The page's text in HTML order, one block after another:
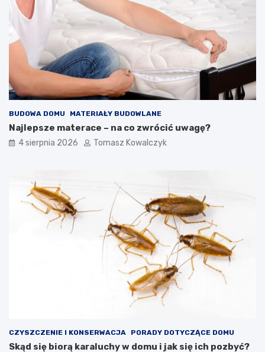
BUDOWA DOMU MATERIAŁY BUDOWLANE
Najlepsze materace – na co zwrócić uwagę?
4 sierpnia 2026 Tomasz Kowalczyk
CZYSZCZENIE I KONSERWACJA PORADY DOTYCZĄCE DOMU
Skąd się biorą karaluchy w domu i jak się ich pozbyć?